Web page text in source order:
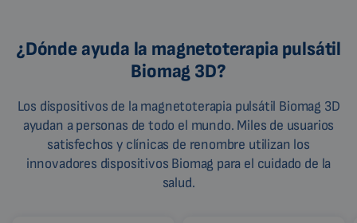
¿Dónde ayuda la magnetoterapia pulsátil
Biomag 3D?
Los dispositivos de la magnetoterapia pulsátil Biomag 3D
ayudan a personas de todo el mundo. Miles de usuarios
satisfechos y clínicas de renombre utilizan los
innovadores dispositivos Biomag para el cuidado de la
salud.